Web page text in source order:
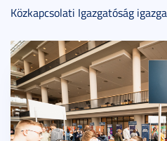
Közkapcsolati Igazgatóság